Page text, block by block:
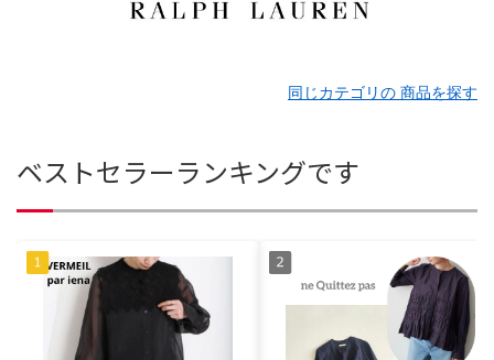
同じカテゴリの 商品を探す
ベストセラーランキングです